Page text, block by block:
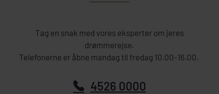
Tag en snak med vores eksperter om jeres
drømmerejse.
Telefonerne er åbne mandag til fredag 10.00-16.00.
4526 0000